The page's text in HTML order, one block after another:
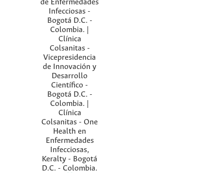
de Enfermedades
Infecciosas -
Bogotá D.C. -
Colombia. |
Clínica
Colsanitas -
Vicepresidencia
de Innovación y
Desarrollo
Científico -
Bogotá D.C. -
Colombia. |
Clínica
Colsanitas - One
Health en
Enfermedades
Infecciosas,
Keralty - Bogotá
D.C. - Colombia.